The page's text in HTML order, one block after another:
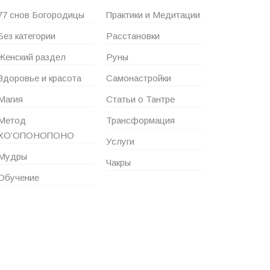
снов Богородицы
категории
раздел
и красота
Практики и Медитации
Расстановки
Руны
Самонастройки
Статьи о Тантре
Трансформация
Услуги
Чакры